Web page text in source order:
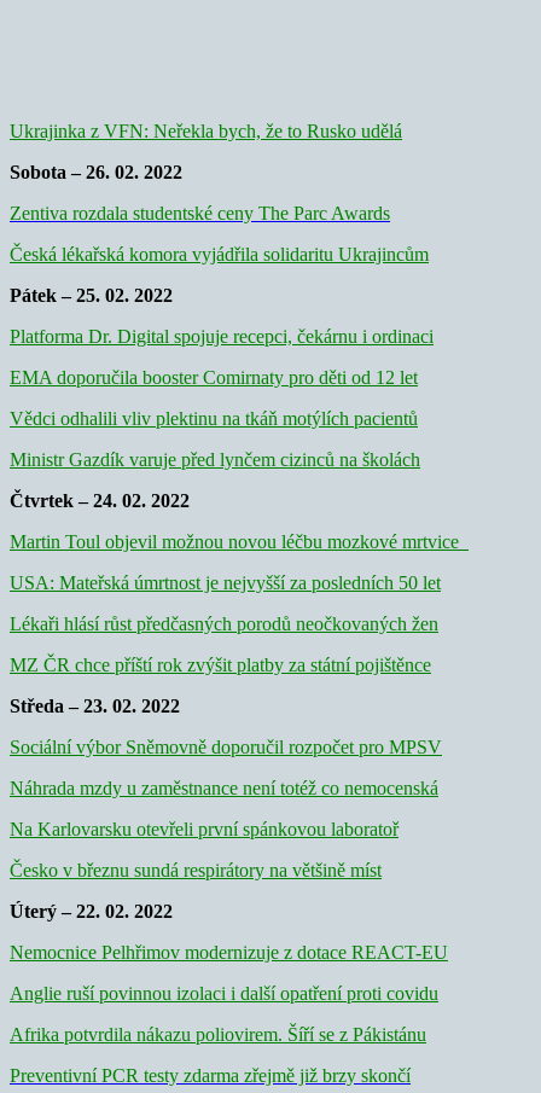
Ukrajinka z VFN: Neřekla bych, že to Rusko udělá
Sobota – 26. 02. 2022
Zentiva rozdala studentské ceny The Parc Awards
Česká lékařská komora vyjádřila solidaritu Ukrajincům
Pátek – 25. 02. 2022
Platforma Dr. Digital spojuje recepci, čekárnu i ordinaci
EMA doporučila booster Comirnaty pro děti od 12 let
Vědci odhalili vliv plektinu na tkáň motýlích pacientů
Ministr Gazdík varuje před lynčem cizinců na školách
Čtvrtek – 24. 02. 2022
Martin Toul objevil možnou novou léčbu mozkové mrtvice
USA: Mateřská úmrtnost je nejvyšší za posledních 50 let
Lékaři hlásí růst předčasných porodů neočkovaných žen
MZ ČR chce příští rok zvýšit platby za státní pojištěnce
Středa – 23. 02. 2022
Sociální výbor Sněmovně doporučil rozpočet pro MPSV
Náhrada mzdy u zaměstnance není totéž co nemocenská
Na Karlovarsku otevřeli první spánkovou laboratoř
Česko v březnu sundá respirátory na většině míst
Úterý – 22. 02. 2022
Nemocnice Pelhřimov modernizuje z dotace REACT-EU
Anglie ruší povinnou izolaci i další opatření proti covidu
Afrika potvrdila nákazu poliovirem. Šíří se z Pákistánu
Preventivní PCR testy zdarma zřejmě již brzy skončí